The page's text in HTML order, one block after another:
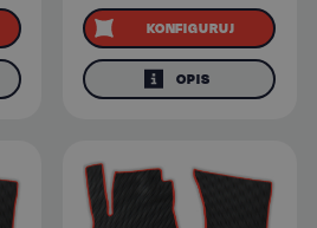
KONFIGURUJ
OPIS